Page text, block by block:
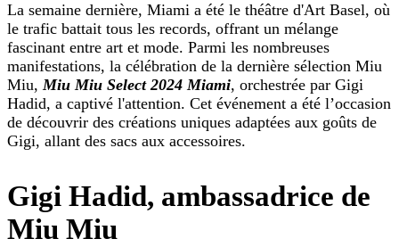
La semaine dernière, Miami a été le théâtre d'Art Basel, où
le trafic battait tous les records, offrant un mélange
fascinant entre art et mode. Parmi les nombreuses
manifestations, la célébration de la dernière sélection Miu
Miu,Miu Miu Select 2024 Miami, orchestrée par Gigi
Hadid, a captivé l'attention. Cet événement a été l’occasion
de découvrir des créations uniques adaptées aux goûts de
Gigi, allant des sacs aux accessoires.
Gigi Hadid, ambassadrice de
Miu Miu